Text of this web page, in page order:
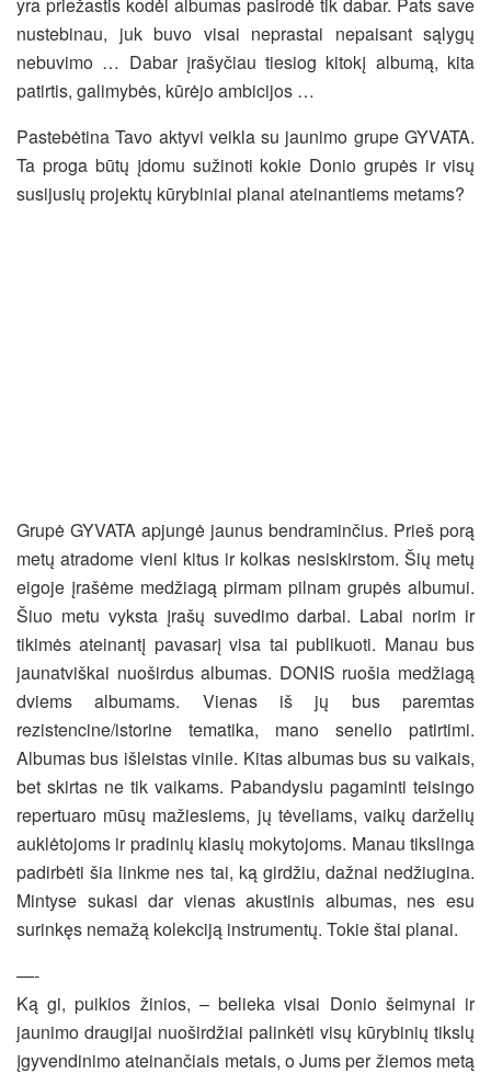
nustebinau, juk buvo visai neprastai nepaisant sąlygų
nebuvimo … Dabar įrašyčiau tiesiog kitokį albumą, kita
patirtis, galimybės, kūrėjo ambicijos …
Pastebėtina Tavo aktyvi veikla su jaunimo grupe GYVATA.
Ta proga būtų įdomu sužinoti kokie Donio grupės ir visų
susijusių projektų kūrybiniai planai ateinantiems metams?
Grupė GYVATA apjungė jaunus bendraminčius. Prieš porą
metų atradome vieni kitus ir kolkas nesiskirstom. Šių metų
eigoje įrašėme medžiagą pirmam pilnam grupės albumui.
Šiuo metu vyksta įrašų suvedimo darbai. Labai norim ir
tikimės ateinantį pavasarį visa tai publikuoti. Manau bus
jaunatviškai nuoširdus albumas. DONIS ruošia medžiagą
dviems albumams. Vienas iš jų bus paremtas
rezistencine/istorine tematika, mano senelio patirtimi.
Albumas bus išleistas vinile. Kitas albumas bus su vaikais,
bet skirtas ne tik vaikams. Pabandysiu pagaminti teisingo
repertuaro mūsų mažiesiems, jų tėveliams, vaikų darželių
auklėtojoms ir pradinių klasių mokytojoms. Manau tikslinga
padirbėti šia linkme nes tai, ką girdžiu, dažnai nedžiugina.
Mintyse sukasi dar vienas akustinis albumas, nes esu
surinkęs nemažą kolekciją instrumentų. Tokie štai planai.
—-
Ką gi, puikios žinios, – belieka visai Donio šeimynai ir
jaunimo draugijai nuoširdžiai palinkėti visų kūrybinių tikslų
įgyvendinimo ateinančiais metais, o Jums per žiemos metą